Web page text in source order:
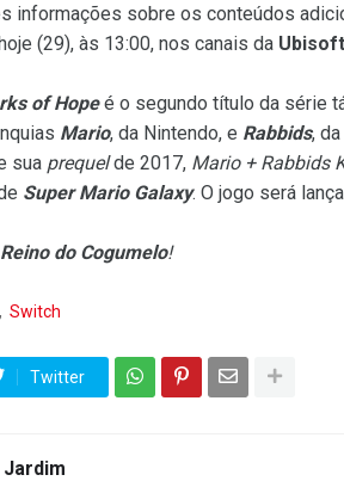
informações sobre os conteúdos
(29), às 13:00, nos canais da Ubisoft
of Hopeé o segundo título da série
Mario, da Nintendo, e Rabbids,
sua prequelde 2017, Mario + Rabbids
Super Mario Galaxy. O jogo será
Reino do Cogumelo!
Switch
Twitter
Jardim